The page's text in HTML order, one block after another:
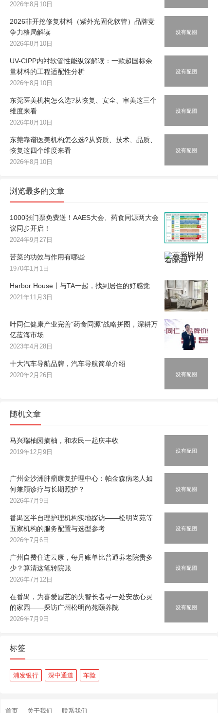
2026年8月10日
2026非开挖修复材料（紫外光固化软管）品牌竞
争力格局解读
2026年8月10日
UV-CIPP内衬软管性能纵深解读：一款超国标余
量材料的工程适配性分析
2026年8月10日
东莞医美机构怎么选?从恢复、安全、审美这三个
维度来看
2026年8月10日
东莞靠谱医美机构怎么选?从资质、技术、品质、
恢复这四个维度来看
2026年8月10日
浏览最多的文章
1000张门票免费送！AAES大会、药食同源两大会
议同步开启！
2024年9月27日
苦菜的功效与作用有哪些
1970年1月1日
Harbor House丨与TA一起，找到居住的好感觉
2021年11月3日
叶同仁健康产业完善“药食同源”战略拼图，深耕万
亿蓝海市场
2023年4月28日
十大汽车导航品牌，汽车导航简单介绍
2020年2月26日
随机文章
马兴瑞柚园摘柚，和农民一起庆丰收
2019年12月9日
广州金沙洲肿瘤康复护理中心：帕金森病老人如
何兼顾诊疗与长期照护？
2026年7月9日
番禺区半自理护理机构实地探访——松明尚苑等
五家机构的服务配置与选型参考
2026年7月6日
广州自费住进云康，每月账单比普通养老院贵多
少？算清这笔转院账
2026年7月12日
在番禺，为喜爱园艺的失智长者寻一处安放心灵
的家园——探访广州松明尚苑颐养院
2026年7月9日
标签
浦发银行 深中通道 车险
首页 关于我们 联系我们